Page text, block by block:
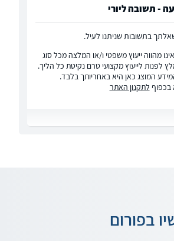
- תשובה ליורי
בתשובות שניתנו לעיל.
מהווה ייעוץ משפטי ו/או המלצה מכל סוג
לפנות לייעוץ מקצועי טרם נקיטת כל הליך.
המוצג כאן היא באחריותך בלבד.
בכפוף לתקנון האתר
בפורום